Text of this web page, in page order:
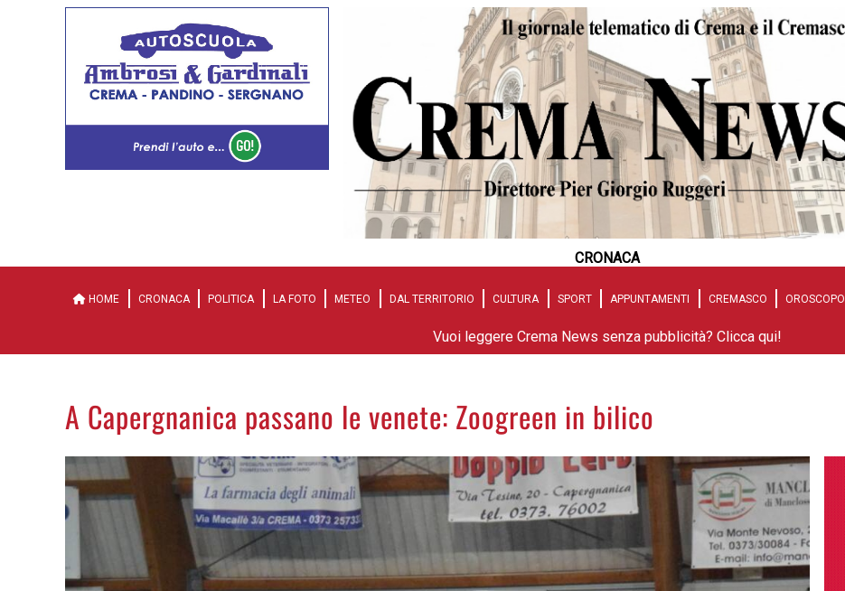
CRONACA
HOME CRONACA POLITICA LA FOTO METEO DAL TERRITORIO CULTURA SPORT APPUNTAMENTI CREMASCO OROSCOPO
Vuoi leggere Crema News senza pubblicità? Clicca qui!
A Capergnanica passano le venete: Zoogreen in bilico